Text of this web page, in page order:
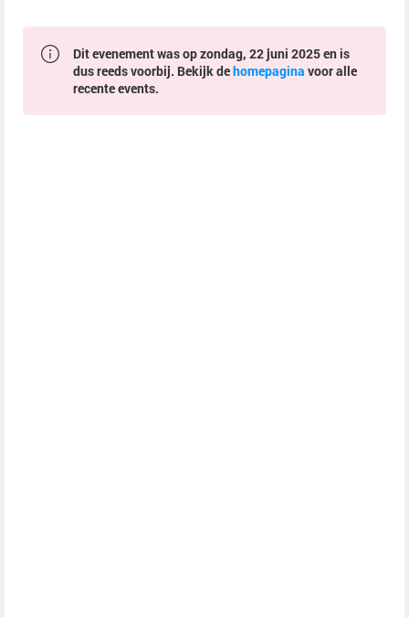
Dit evenement was op zondag, 22 juni 2025 en is
dus reeds voorbij. Bekijk dehomepagina voor alle
recente events.